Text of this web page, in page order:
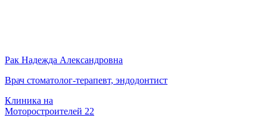
Рак Надежда Александровна
Врач стоматолог-терапевт, эндодонтист
Клиника на
Моторостроителей 22